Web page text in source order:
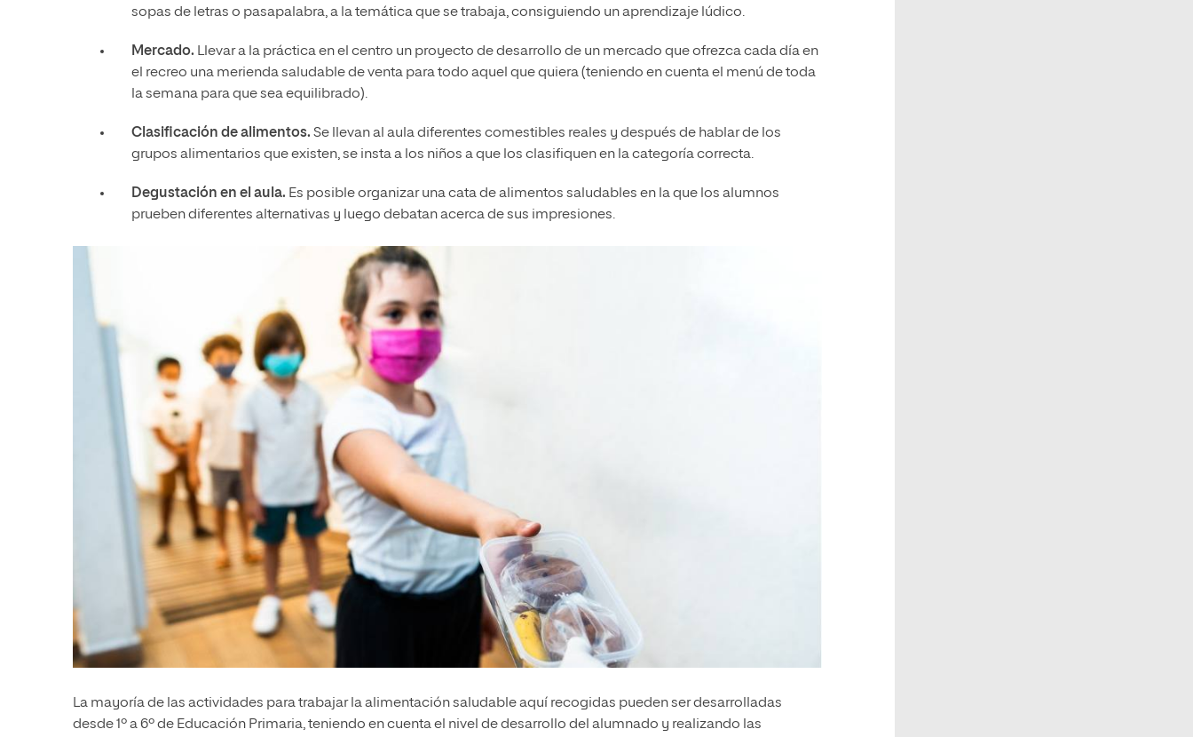
sopas de letras o pasapalabra, a la temática que se trabaja, consiguiendo un aprendizaje lúdico.
Mercado. Llevar a la práctica en el centro un proyecto de desarrollo de un mercado que ofrezca cada día en
el recreo una merienda saludable de venta para todo aquel que quiera (teniendo en cuenta el menú de toda
la semana para que sea equilibrado).
Clasificación de alimentos. Se llevan al aula diferentes comestibles reales y después de hablar de los
grupos alimentarios que existen, se insta a los niños a que los clasifiquen en la categoría correcta.
Degustación en el aula. Es posible organizar una cata de alimentos saludables en la que los alumnos
prueben diferentes alternativas y luego debatan acerca de sus impresiones.
La mayoría de las actividades para trabajar la alimentación saludable aquí recogidas pueden ser desarrolladas
desde 1º a 6º de Educación Primaria, teniendo en cuenta el nivel de desarrollo del alumnado y realizando las